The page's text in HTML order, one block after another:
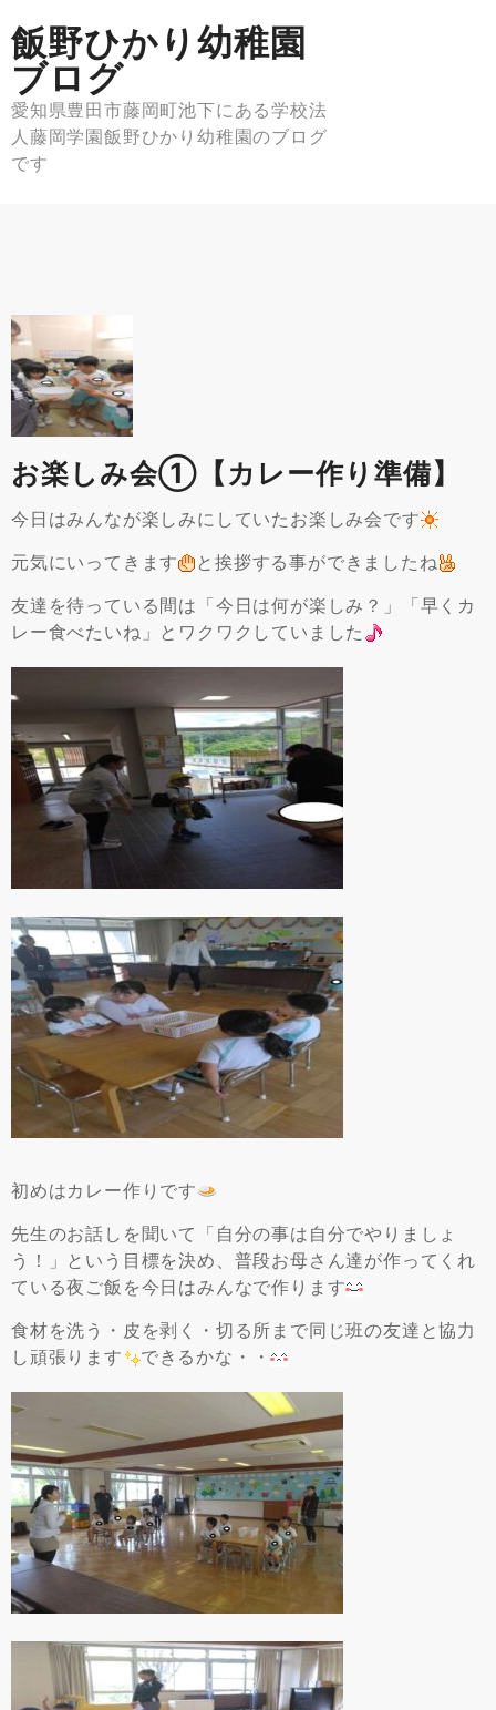
to
content
飯野ひかり幼稚園
ブログ
愛知県豊田市藤岡町池下にある学校法
人藤岡学園飯野ひかり幼稚園のブログ
です
お楽しみ会①【カレー作り準備】
今日はみんなが楽しみにしていたお楽しみ会です
元気にいってきます
と挨拶する事ができましたね
友達を待っている間は「今日は何が楽しみ？」「早くカ
レー食べたいね」とワクワクしていました
初めはカレー作りです
先生のお話しを聞いて「自分の事は自分でやりましょ
う！」という目標を決め、普段お母さん達が作ってくれ
ている夜ご飯を今日はみんなで作ります
食材を洗う・皮を剥く・切る所まで同じ班の友達と協力
し頑張ります
できるかな・・